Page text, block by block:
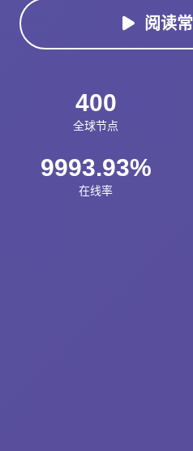
阅读
400
全球节点
9993.93%
在线率